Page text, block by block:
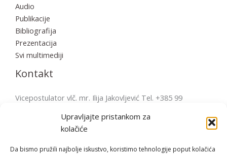
Upravljajte pristankom za
kolačiće
Da bismo pružili najbolje iskustvo, koristimo tehnologije poput kolačića
Audio
Publikacije
Bibliografija
Prezentacija
Svi multimediji
Kontakt
Vicepostulator vlč. mr. Ilija Jakovljević Tel. +385 99
Fažana Župni trg 4, 52212 Fažana, Hrvatska